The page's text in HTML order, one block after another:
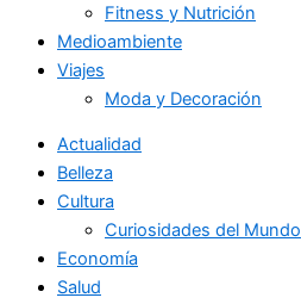
Fitness y Nutrición
Medioambiente
Viajes
Moda y Decoración
Actualidad
Belleza
Cultura
Curiosidades del Mundo
Economía
Salud